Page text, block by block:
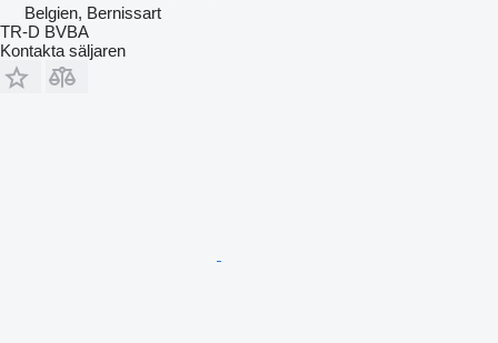
Belgien, Bernissart
TR-D BVBA
Kontakta säljaren